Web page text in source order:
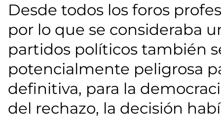
Desde todos los foros
por lo que se consideraba
partidos políticos también
potencialmente peligrosa
definitiva, para la
del rechazo, la decisión